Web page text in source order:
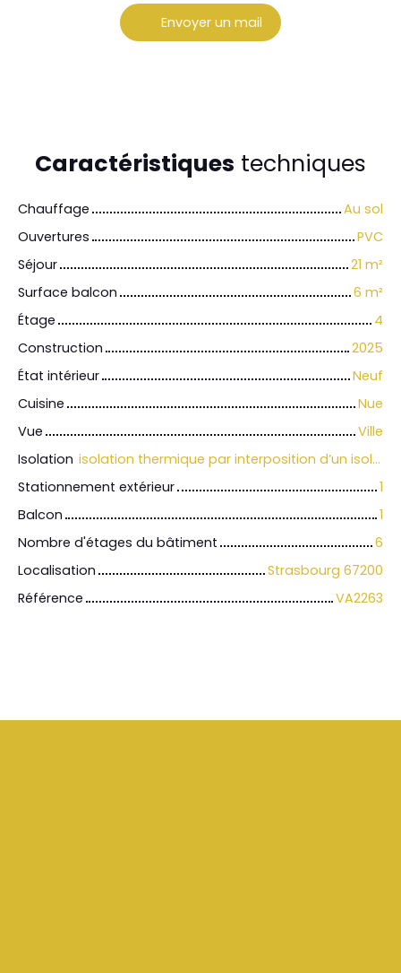
Envoyer un mail
Caractéristiques techniques
Chauffage
Au sol
Ouvertures
PVC
Séjour
21 m²
Surface balcon
6 m²
Étage
4
Construction
2025
État intérieur
Neuf
Cuisine
Nue
Vue
Ville
Isolation
isolation thermique par interposition d’un isolant sous la chape ou par réalisation d’un flocage projeté en sous-face de dalle.
Stationnement extérieur
1
Balcon
1
Nombre d'étages du bâtiment
6
Localisation
Strasbourg 67200
Référence
VA2263